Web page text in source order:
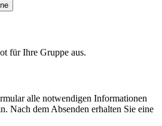
für Ihre Gruppe aus.
alle notwendigen Informationen
Nach dem Absenden erhalten Sie eine